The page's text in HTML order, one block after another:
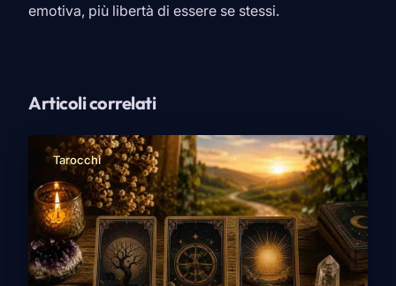
emotiva, più libertà di essere se stessi.
Articoli correlati
Tarocchi